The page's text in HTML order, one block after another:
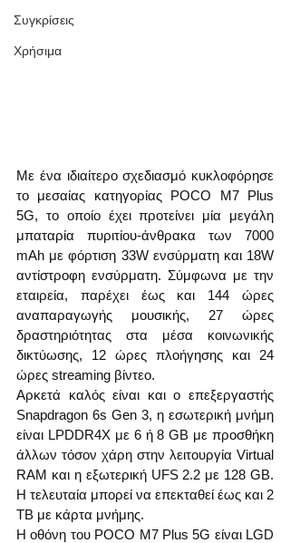
Συγκρίσεις
Χρήσιμα
Με ένα ιδιαίτερο σχεδιασμό κυκλοφόρησε
το μεσαίας κατηγορίας POCO M7 Plus
5G, το οποίο έχει προτείνει μία μεγάλη
μπαταρία πυριτίου-άνθρακα των 7000
mAh με φόρτιση 33W ενσύρματη και 18W
αντίστροφη ενσύρματη. Σύμφωνα με την
εταιρεία, παρέχει έως και 144 ώρες
αναπαραγωγής μουσικής, 27 ώρες
δραστηριότητας στα μέσα κοινωνικής
δικτύωσης, 12 ώρες πλοήγησης και 24
ώρες streaming βίντεο.
Αρκετά καλός είναι και ο επεξεργαστής
Snapdragon 6s Gen 3, η εσωτερική μνήμη
είναι LPDDR4X με 6 ή 8 GB με προσθήκη
άλλων τόσον χάρη στην λειτουργία Virtual
RAM και η εξωτερική UFS 2.2 με 128 GB.
Η τελευταία μπορεί να επεκταθεί έως και 2
TB με κάρτα μνήμης.
Η οθόνη του POCO M7 Plus 5G είναι LGD